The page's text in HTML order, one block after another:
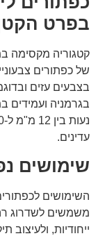
בפרט
קטגוריה מקסימה
של כפתורים
בצבעים עזים
בגרמניה ועמידים
עדינים.
שימושים
השימושים
משמשים לשדרוג
ייחודיות, ולעיצוב